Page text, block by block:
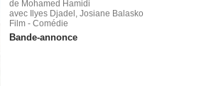
de Mohamed Hamidi
avec Ilyes Djadel, Josiane Balasko
Film - Comédie
Bande-annonce